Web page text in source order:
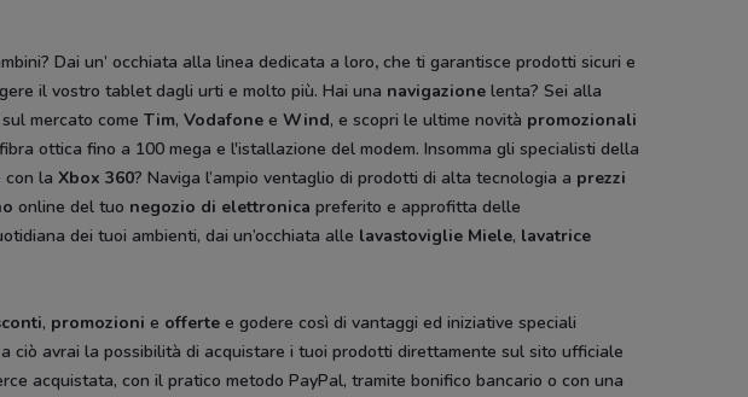
Dai un’ occhiata alla linea dedicata a loro, che ti garantisce prodotti sicuri e
il vostro tablet dagli urti e molto più. Hai una navigazione lenta? Sei alla
mercato come Tim, Vodafone e Wind, e scopri le ultime novità promozionali
ottica fino a 100 mega e l'istallazione del modem. Insomma gli specialisti della
con la Xbox 360? Naviga l’ampio ventaglio di prodotti di alta tecnologia a prezzi
online del tuo negozio di elettronica preferito e approfitta delle
dei tuoi ambienti, dai un’occhiata alle lavastoviglie Miele, lavatrice
, promozioni e offerte e godere così di vantaggi ed iniziative speciali
ciò avrai la possibilità di acquistare i tuoi prodotti direttamente sul sito ufficiale
acquistata, con il pratico metodo PayPal, tramite bonifico bancario o con una